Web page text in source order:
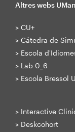
Altres webs
> CU+
> Cátedra de
> Escola
> Lab 0_6
> Escola Bressol
> Interactive
> Deskcohort